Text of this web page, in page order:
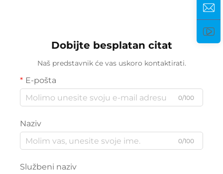
Dobijte besplatan citat
Naš predstavnik će vas uskoro kontaktirati.
E-pošta
0/100
Naziv
0/100
Službeni naziv